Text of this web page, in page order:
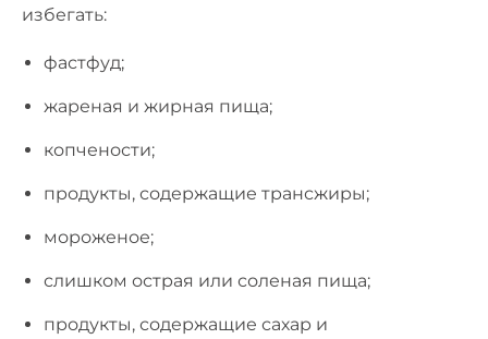
избегать:
фастфуд;
жареная и жирная пища;
копчености;
продукты, содержащие трансжиры;
мороженое;
слишком острая или соленая пища;
продукты, содержащие сахар и